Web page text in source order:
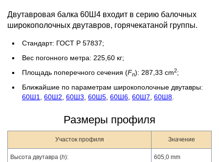
Двутавровая балка 60Ш4 входит в серию балочных
широкополочных двутавров, горячекатаной группы.
Стандарт: ГОСТ Р 57837;
Вес погонного метра: 225,60 кг;
Площадь поперечного сечения (Fn): 287,33 cm2;
Ближайшие по параметрам широкополочные двутавры:
60Ш1
60Ш2 60Ш3 60Ш5 60Ш6 60Ш7 60Ш8
Размеры профиля
Участок профиля Значение
Высота двутавра (h): 605,0 mm